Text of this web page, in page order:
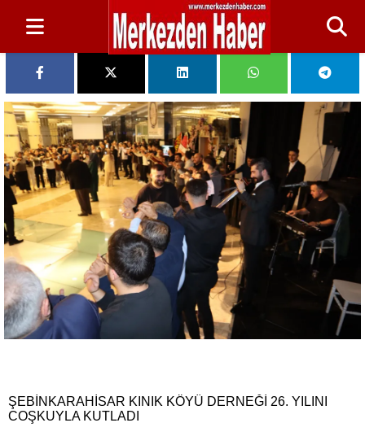
ŞEBİNKARAHİSAR KINIK KÖYÜ DERNEĞİ 26. YILINI
COŞKUYLA KUTLADI